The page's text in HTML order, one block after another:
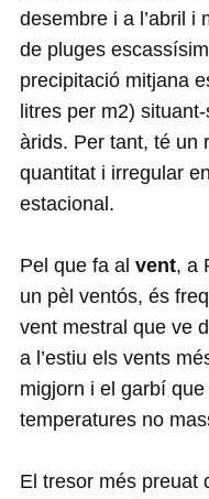
desembre i a l’abril i
de pluges
precipitació mitjana
litres per m2)
àrids. Per tant, té un
quantitat i irregular
estacional.
Pel que fa al vent, a
un pèl ventós, és
vent mestral que ve
a l’estiu els vents
migjorn i el garbí
temperatures no
El tresor més preuat